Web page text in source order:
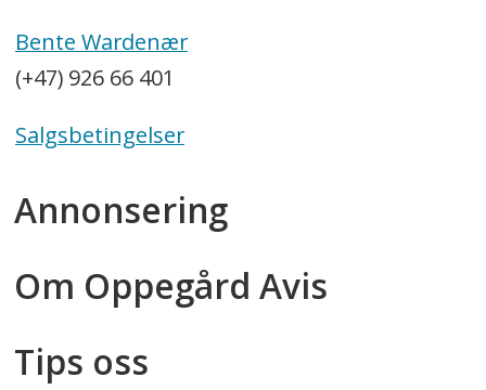
Bente Wardenær
(+47) 926 66 401
Salgsbetingelser
Annonsering
Om Oppegård Avis
Tips oss